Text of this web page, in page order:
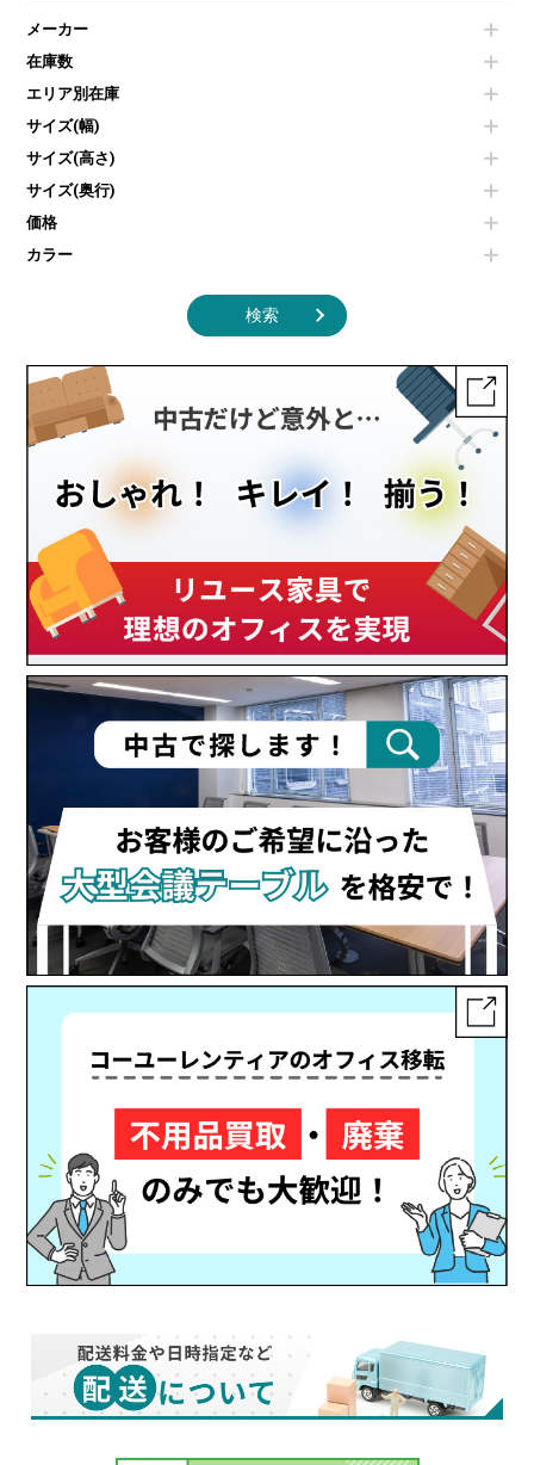
その他OA機器
コートハンガー・ポールハンガー
傘立て
食器棚・キッチンキャビネット
カタログスタンド
オフィスアクセサリーその他
カウンターテーブル
センターテーブル・サイドテーブル
ベンチ・スツール
ソファ
シェルフ
ダストボックス（ゴミ箱）
インテリア家具その他
冷蔵庫・洗濯機
空気清浄機・加湿器
液晶テレビ・モニター類
エアコン
照明機器
掃除機
季節家電
メーカー
在庫数
エリア別在庫
サイズ(幅)
サイズ(高さ)
サイズ(奥行)
価格
カラー
検索